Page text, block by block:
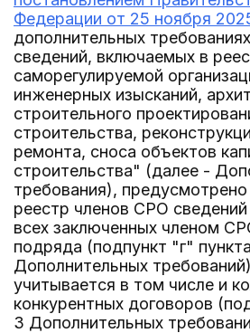
Федерации от 25 ноября
дополнительных
сведений, включаемых в
саморегулируемой
инженерных изысканий,
строительного
строительства,
ремонта, сноса объектов
строительства" (далее -
требования),
реестр членов СРО сведений
всех заключенных членом
подряда (подпункт "г"
Дополнительных
учитывается в том числе и
конкурентных договоров
3 Дополнительных